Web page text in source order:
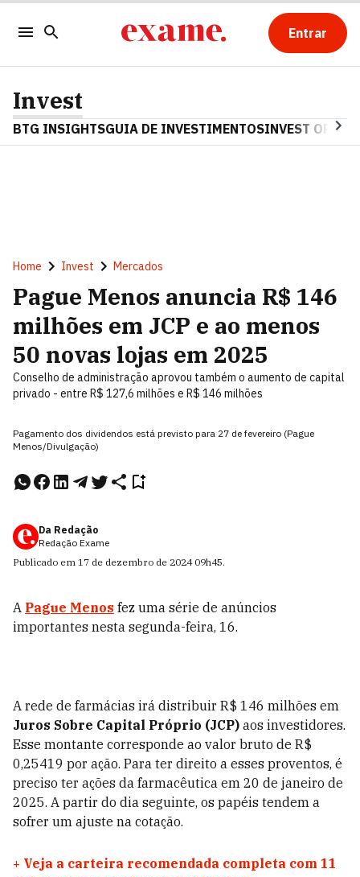
Entrar
Invest
BTG INSIGHTSGUIA DE INVESTIMENTOSINVEST OPINA
Home Invest Mercados
Pague Menos anuncia R$ 146
milhões em JCP e ao menos
50 novas lojas em 2025
Conselho de administração aprovou também o aumento de capital
privado - entre R$ 127,6 milhões e R$ 146 milhões
Pagamento dos dividendos está previsto para 27 de fevereiro (Pague
Menos/Divulgação)
Da Redação
Redação Exame
Publicado em 17 de dezembro de 2024 09h45.
A Pague Menos fez uma série de anúncios
importantes nesta segunda-feira, 16.
A rede de farmácias irá distribuir R$ 146 milhões em
Juros Sobre Capital Próprio (JCP) aos investidores.
Esse montante corresponde ao valor bruto de R$
0,25419 por ação. Para ter direito a esses proventos, é
preciso ter ações da farmacêutica em 20 de janeiro de
2025. A partir do dia seguinte, os papéis tendem a
sofrer um ajuste na cotação.
+ Veja a carteira recomendada completa com 11